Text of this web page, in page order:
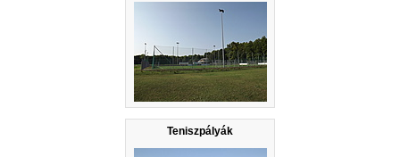
Teniszpályák